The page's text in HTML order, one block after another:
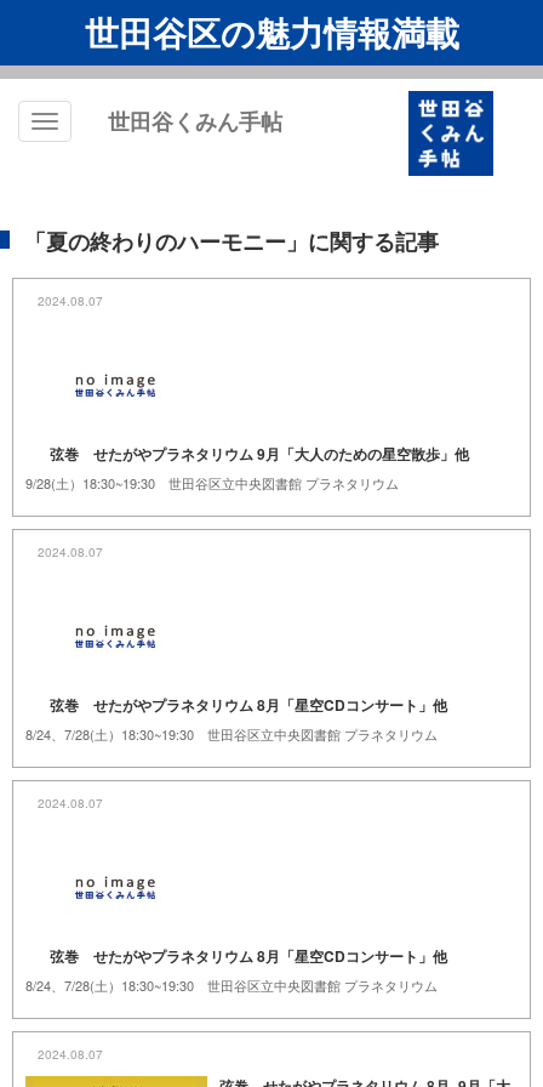
世田谷区の魅力情報満載
Toggle
世田谷くみん手帖
「夏の終わりのハーモニー」に関する記事
2024.08.07
弦巻 せたがやプラネタリウム 9月「大人のための星空散歩」他
9/28(土）18:30~19:30 世田谷区立中央図書館 プラネタリウム
2024.08.07
弦巻 せたがやプラネタリウム 8月「星空CDコンサート」他
8/24、7/28(土）18:30~19:30 世田谷区立中央図書館 プラネタリウム
2024.08.07
弦巻 せたがやプラネタリウム 8月「星空CDコンサート」他
8/24、7/28(土）18:30~19:30 世田谷区立中央図書館 プラネタリウム
2024.08.07